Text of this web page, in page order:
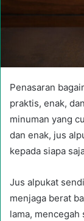
Penasaran
praktis, enak,
minuman yang
dan enak, jus
kepada siapa
Jus alpukat
menjaga berat
lama,